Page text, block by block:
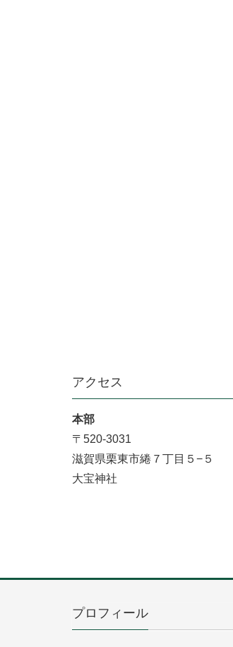
アクセス
本部
〒520-3031
滋賀県栗東市綣７丁目５−５
大宝神社
プロフィール